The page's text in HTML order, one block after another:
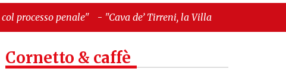
- "Cava de’ Tirreni, la Villa Vecchia oltre i vandali: il
Cornetto & caffè